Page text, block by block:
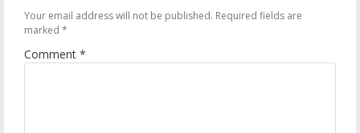
Your email address will not be published. Required fields are
marked *
Comment *